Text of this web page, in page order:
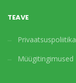
TEAVE
Privaatsuspoliitika
Müügitingimused